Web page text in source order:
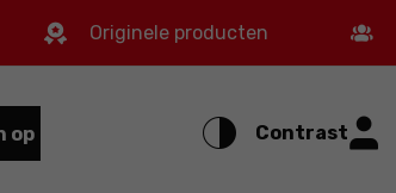
Originele producten
op Contrast